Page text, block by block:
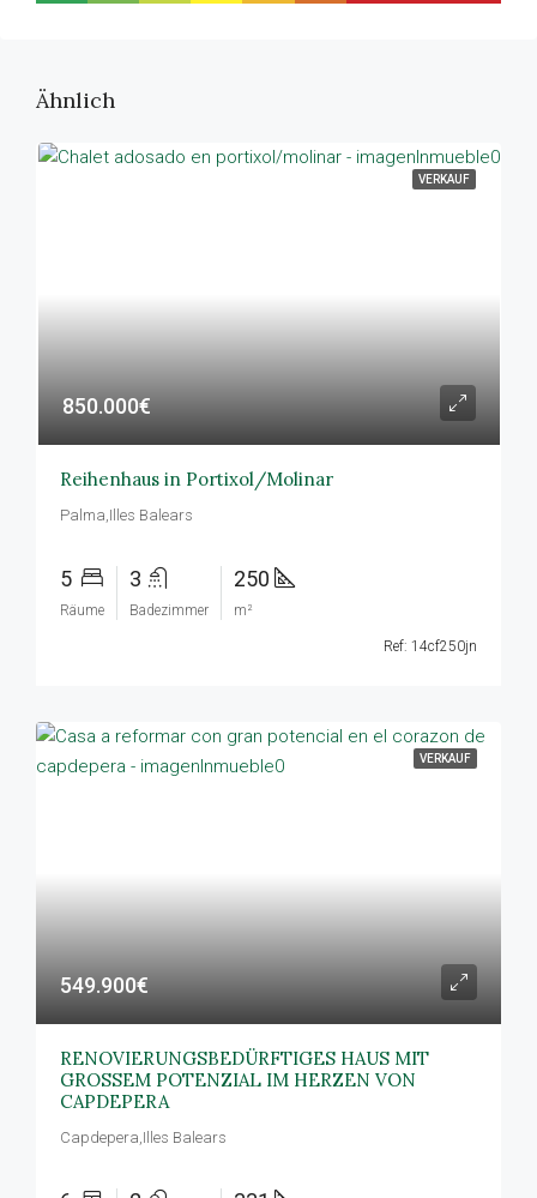
Ähnlich
VERKAUF
850.000€
Reihenhaus in Portixol/Molinar
Palma,Illes Balears
5
Räume
3
Badezimmer
250
m²
Ref: 14cf250jn
VERKAUF
549.900€
RENOVIERUNGSBEDÜRFTIGES HAUS MIT
GROSSEM POTENZIAL IM HERZEN VON
CAPDEPERA
Capdepera,Illes Balears